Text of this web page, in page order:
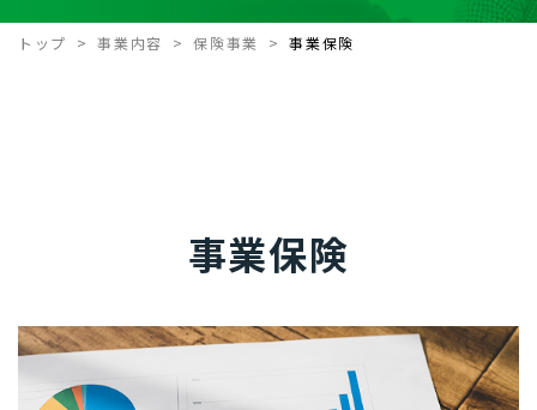
トップ 事業内容 保険事業 事業保険
事業保険